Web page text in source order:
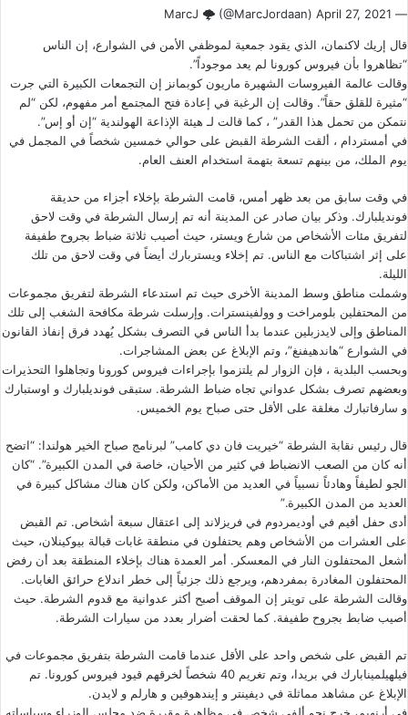
— MarcJ 🌩 (@MarcJordaan)
April 27, 2021
قال إريك لاكنمان، الذي يقود جمعية لموظفي الأمن في الشوارع، إن الناس
“تظاهروا بأن فيروس كورونا لم يعد موجوداً”.
وقالت عالمة الفيروسات الشهيرة ماريون كوبمانز إن التجمعات الكبيرة التي جرت
“مثيرة للقلق حقاً”. وقالت إن الرغبة في إعادة فتح المجتمع أمر مفهوم، لكن “لم
نتمكن من تحمل هذا القدر” ، كما قالت لـ هيئة الإذاعة الهولندية “إن أو إس”.
في أمستردام ، ألقت الشرطة القبض على حوالي خمسين شخصاً في المجمل في
يوم الملك، من بينهم تسعة بتهمة استخدام العنف العام.
في وقت سابق من بعد ظهر أمس، قامت الشرطة بإخلاء أجزاء من حديقة
فونديلبارك. وذكر بيان صادر عن المدينة أنه تم إرسال الشرطة في وقت لاحق
لتفريق مئات الأشخاص من شارع ويستر، حيث أصيب ثلاثة ضباط بجروح طفيفة
على إثر اشتباكات مع الناس. تم إخلاء ويستربارك أيضاً في وقت لاحق من تلك
الليلة.
وشملت مناطق وسط المدينة الأخرى حيث تم استدعاء الشرطة لتفريق مجموعات
من المحتفلين بلومراخت و وولفينسترات. وإرسلت شرطة مكافحة الشغب إلى تلك
المناطق وإلى لايدزبلين عندما بدأ الناس في التصرف بشكل يُهدد فرق إنفاذ القانون
في الشوارع “هاندهيفنغ”، وتم الإبلاغ عن بعض المشاجرات.
وبحسب البلدية ، فإن الزوار لم يلتزموا بإجراءات فيروس كورونا وتجاهلوا التحذيرات
وبعضهم تصرف بشكل عدواني تجاه ضباط الشرطة. ستبقى فونديلبارك و اوستبارك
و سارفاتبارك مغلقة على الأقل حتى صباح يوم الخميس.
قال رئيس نقابة الشرطة “خيريت فان دي كامب” لبرنامج صباح الخير هولندا: “اتضح
أنه كان من الصعب الانضباط في كثير من الأحيان، خاصة في المدن الكبيرة”. “كان
الجو لطيفاً وهادئاً نسبياً في العديد من الأماكن، ولكن كان هناك مشاكل كبيرة في
العديد من المدن الكبيرة.”
أدى حفل أقيم في أوديمردوم في فريزلاند إلى اعتقال سبعة أشخاص. تم القبض
على العشرات من الأشخاص وهم يحتفلون في منطقة غابات قبالة بيوكينلان، حيث
أشعل المحتفلون النار في المعسكر. أمر العمدة هناك بإخلاء المنطقة بعد أن رفض
المحتفلون المغادرة بمفردهم، ويرجع ذلك جزئياً إلى خطر اندلاع حرائق الغابات.
وقالت الشرطة على تويتر إن الموقف أصبح أكثر عدوانية مع قدوم الشرطة. حيث
أصيب ضابط بجروح طفيفة. كما لحقت أضرار بعدد من سيارات الشرطة.
تم القبض على شخص واحد على الأقل عندما قامت الشرطة بتفريق مجموعات في
فيلهيلمينابارك في بريدا، وتم تغريم 40 شخصاً لخرقهم قيود فيروس كورونا. تم
الإبلاغ عن مشاهد مماثلة في ديفينتر و إيندهوفين و هارلم و لايدن.